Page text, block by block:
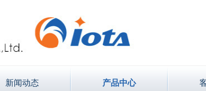
新闻动态 产品中心